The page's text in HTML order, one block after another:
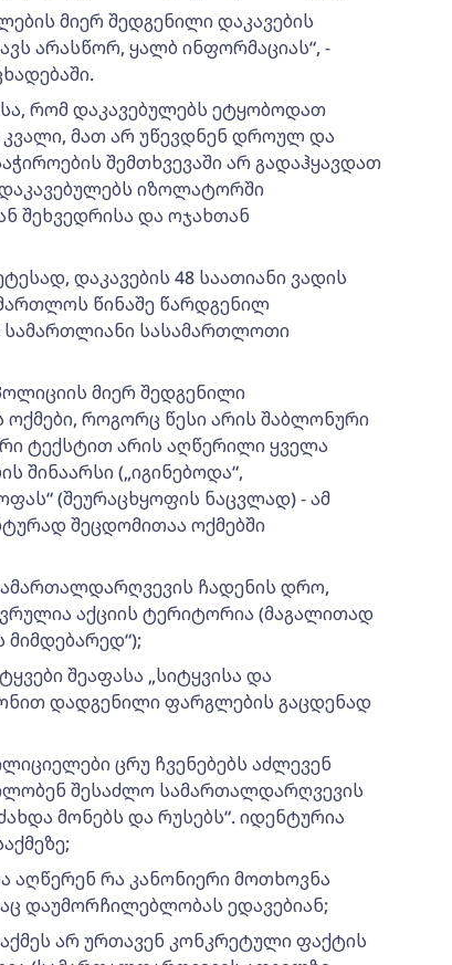
მიერ შედგენილი დაკავების
არასწორ, ყალბ ინფორმაციას“, -
რომ დაკავებულებს ეტყობოდათ
კვალი, მათ არ უწევდნენ დროულ და
შემთხვევაში არ გადაჰყავდათ
დაკავებულებს იზოლატორში
შეხვედრისა და ოჯახთან
დაკავების 48 საათიანი ვადის
წინაშე წარდგენილ
სასამართლოთი
მიერ შედგენილი
როგორც წესი არის შაბლონური
ტექსტით არის აღწერილი ყველა
შინაარსი („იგინებოდა“,
(შეურაცხყოფის ნაცვლად) - ამ
შეცდომითაა ოქმებში
ჩადენის დრო,
აქციის ტერიტორია (მაგალითად
მიმდებარედ“);
შეაფასა „სიტყვისა და
დადგენილი ფარგლების გაცდენად
ცრუ ჩვენებებს აძლევენ
შესაძლო სამართალდარღვევის
მონებს და რუსებს“. იდენტურია
აღწერენ რა კანონიერი მოთხოვნა
დაუმორჩილებლობას ედავებიან;
არ ურთავენ კონკრეტული ფაქტის